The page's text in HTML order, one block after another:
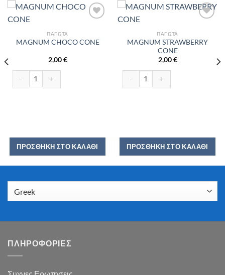
ΠΑΓΩΤΆ
MAGNUM CHOCO CONE
2,00€
ΠΡΟΣΘΉΚΗ ΣΤΟ ΚΑΛΆΘΙ
ΠΑΓΩΤΆ
MAGNUM STRAWBERRY
CONE
2,00€
ΠΡΟΣΘΉΚΗ ΣΤΟ ΚΑΛΆΘΙ
ΠΛΗΡΟΦΟΡΙΕΣ